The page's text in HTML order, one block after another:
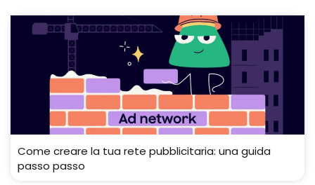
Come creare la tua rete pubblicitaria: una guida
passo passo